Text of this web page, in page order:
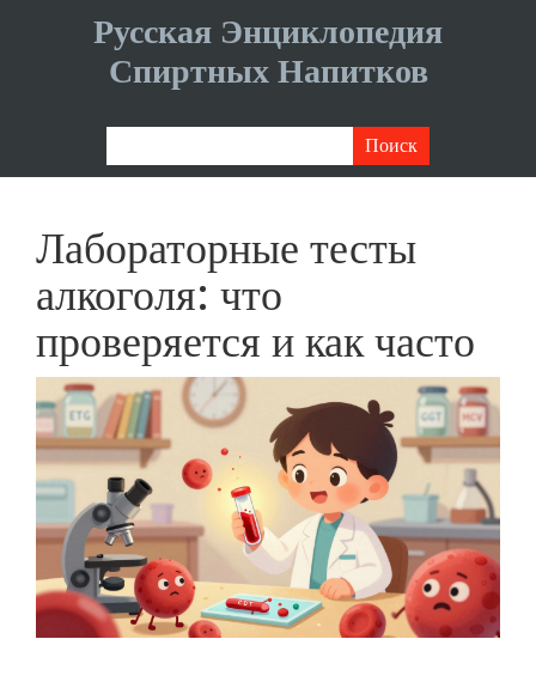
Русская Энциклопедия
Спиртных Напитков
Лабораторные тесты
алкоголя: что
проверяется и как часто